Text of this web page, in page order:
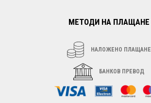
МЕТОДИ НА ПЛАЩАНЕ
НАЛОЖЕНО ПЛАЩАНЕ
БАНКОВ ПРЕВОД